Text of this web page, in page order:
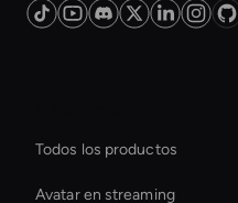
Todos los productos
Avatar en streaming